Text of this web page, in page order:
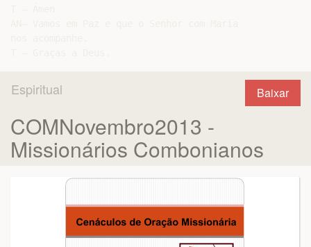
Baixar
Espiritual
COMNovembro2013 -
Missionários Combonianos